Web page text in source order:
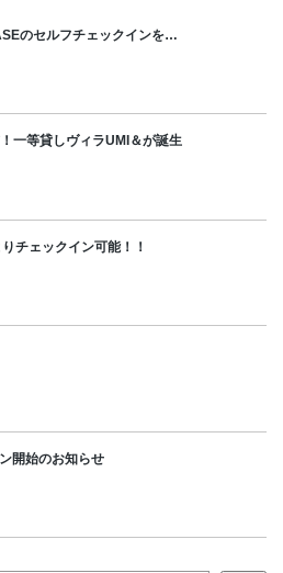
のセルフチェックインを…
一等貸しヴィラUMI＆が誕生
チェックイン可能！！
開始のお知らせ